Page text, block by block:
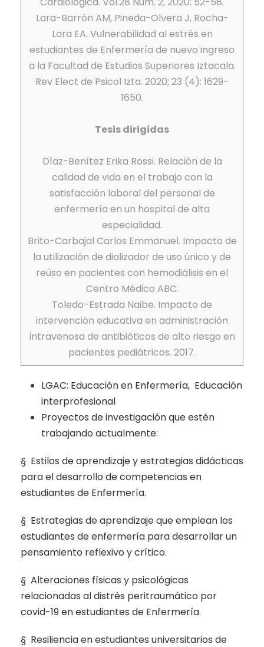
Lara-Barrón AM, Pineda-Olvera J, Rocha-
Lara EA. Vulnerabilidad al estrés en
estudiantes de Enfermería de nuevo ingreso
a la Facultad de Estudios Superiores Iztacala.
Rev Elect de Psicol Izta. 2020; 23 (4): 1629-
1650.
Tesis dirigidas
Díaz-Benítez Erika Rossi. Relación de la
calidad de vida en el trabajo con la
satisfacción laboral del personal de
enfermería en un hospital de alta
especialidad.
Brito-Carbajal Carlos Emmanuel. Impacto de
la utilización de dializador de uso único y de
reúso en pacientes con hemodiálisis en el
Centro Médico ABC.
Toledo-Estrada Naibe. Impacto de
intervención educativa en administración
intravenosa de antibióticos de alto riesgo en
pacientes pediátricos. 2017.
LGAC: Educación en Enfermería, Educación
interprofesional
Proyectos de investigación que estén
trabajando actualmente:
§ Estilos de aprendizaje y estrategias didácticas
para el desarrollo de competencias en
estudiantes de Enfermería.
§ Estrategias de aprendizaje que emplean los
estudiantes de enfermería para desarrollar un
pensamiento reflexivo y crítico.
§ Alteraciones físicas y psicológicas
relacionadas al distrés peritraumático por
covid-19 en estudiantes de Enfermería.
§ Resiliencia en estudiantes universitarios de